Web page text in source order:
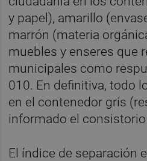
y papel), amarillo
marrón (materia
muebles y enseres que
municipales como
010. En definitiva, todo
en el contenedor gris
informado el
El índice de separación